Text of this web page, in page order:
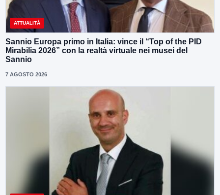
ATTUALITÀ
Sannio Europa primo in Italia: vince il “Top of the PID
Mirabilia 2026” con la realtà virtuale nei musei del
Sannio
7 AGOSTO 2026